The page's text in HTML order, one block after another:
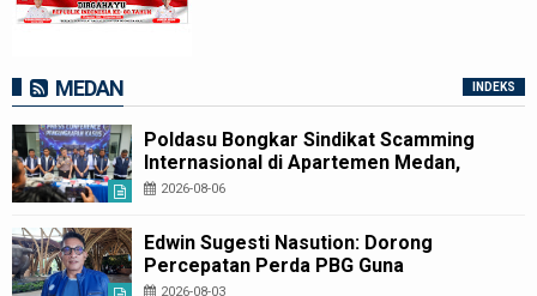
MEDAN INDEKS
Poldasu Bongkar Sindikat Scamming
Internasional di Apartemen Medan,
Korban Rugi Rp6,7 Miliar
2026-08-06
Edwin Sugesti Nasution: Dorong
Percepatan Perda PBG Guna
Penyederhanaan Layanan Cepat dan
2026-08-03